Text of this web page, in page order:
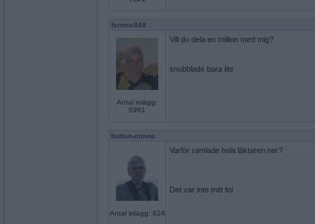
farmor448
Antal inlägg:
6961
Vill du dela en million med mig?
snubblade bara lite
buttan-minna
Antal inlägg: 624
Varför ramlade hela läktaren ner?
Det var inte mitt fel